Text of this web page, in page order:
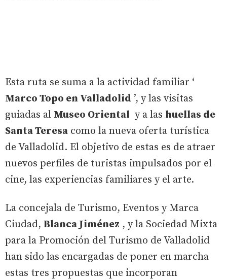
Esta ruta se suma a la actividad familiar ‘
Marco Topo en Valladolid ’, y las visitas
guiadas al Museo Oriental y a las huellas de
Santa Teresa como la nueva oferta turística
de Valladolid. El objetivo de estas es de atraer
nuevos perfiles de turistas impulsados por el
cine, las experiencias familiares y el arte.
La concejala de Turismo, Eventos y Marca
Ciudad, Blanca Jiménez , y la Sociedad Mixta
para la Promoción del Turismo de Valladolid
han sido las encargadas de poner en marcha
estas tres propuestas que incorporan